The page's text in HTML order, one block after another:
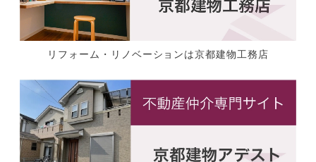
リフォーム・リノベーションは京都建物工務店